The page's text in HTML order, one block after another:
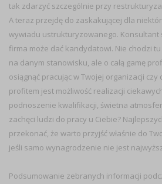
tak zdarzyć szczególnie przy
A teraz przejdę do zaskakującej dla
wywiadu ustrukturyzowanego. Konsultant
firma może dać kandydatowi. Nie chodzi
na danym stanowisku, ale o całą gamę
osiągnąć pracując w Twojej organizacji czy
profitem jest możliwość realizacji
podnoszenie kwalifikacji, świetna
zachęci ludzi do pracy u Ciebie?
przekonać, że warto przyjść właśnie do
jeśli samo wynagrodzenie nie jest
Podsumowanie zebranych informacji